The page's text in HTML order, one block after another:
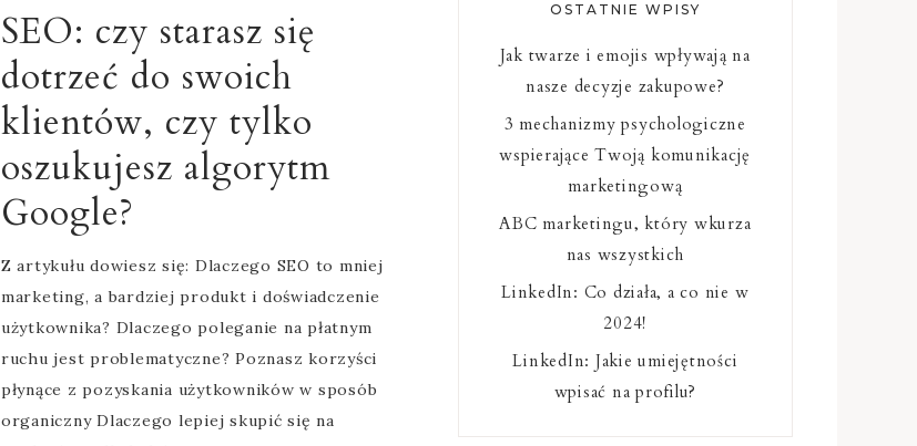
SEO: czy starasz się
dotrzeć do swoich
klientów, czy tylko
oszukujesz algorytm
Google?
Z artykułu dowiesz się: Dlaczego SEO to mniej
marketing, a bardziej produkt i doświadczenie
użytkownika? Dlaczego poleganie na płatnym
ruchu jest problematyczne? Poznasz korzyści
płynące z pozyskania użytkowników w sposób
organiczny Dlaczego lepiej skupić się na
OSTATNIE WPISY
Jak twarze i emojis wpływają na
nasze decyzje zakupowe?
3 mechanizmy psychologiczne
wspierające Twoją komunikację
marketingową
ABC marketingu, który wkurza
nas wszystkich
LinkedIn: Co działa, a co nie w
2024!
LinkedIn: Jakie umiejętności
wpisać na profilu?